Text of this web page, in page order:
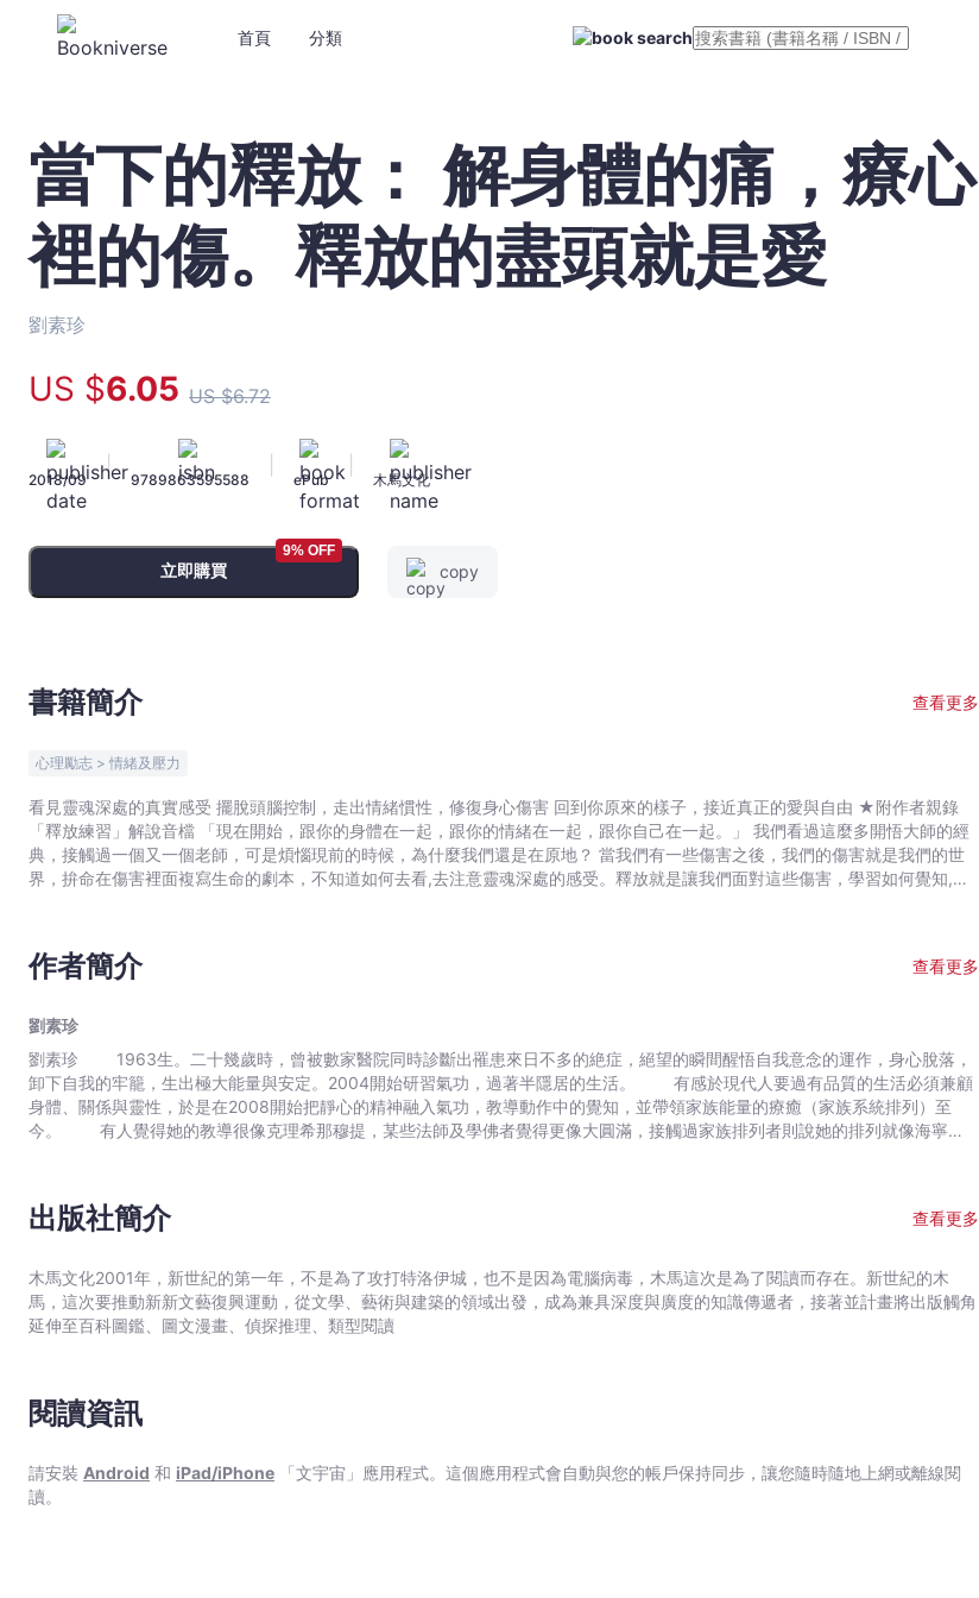
首頁 分類
當
下
的
釋
放：
解
身
的
痛，
療
心
裡
傷。
放
頭
就
愛
-
劉
素
珍
文
宇
｜
Bookniverse
當下的釋放： 解身體的痛，療心
裡的傷。釋放的盡頭就是愛
劉素珍
US $6.05 US $6.72
2018/09
|
9789863595588 ePub 木馬文化
立即購買
9% OFF
copy
書籍簡介 查看更多
心理勵志 > 情緒及壓力
看見靈魂深處的真實感受 擺脫頭腦控制，走出情緒慣性，修復身心傷害 回到你原來的樣子，接近真正的愛與自由 ★附作者親錄
「釋放練習」解說音檔 「現在開始，跟你的身體在一起，跟你的情緒在一起，跟你自己在一起。」 我們看過這麼多開悟大師的經
典，接觸過一個又一個老師，可是煩惱現前的時候，為什麼我們還是在原地？ 當我們有一些傷害之後，我們的傷害就是我們的世
界，拚命在傷害裡面複寫生命的劇本，不知道如何去看,去注意靈魂深處的感受。釋放就是讓我們面對這些傷害，學習如何覺知,清
們的痛苦就是從念頭製造出來的，試圖擺脫它就是一組念頭在對抗另外一組念頭，就會製造衝突，會沒完沒了。可是當你在注意你
的痛苦的時候，你的能量會跑到注意來了，原來的對抗跟衝突就會停下來了，當我們的頭腦不再去干涉,不再去想要對抗痛苦的時
面，就是不斷地在製造受傷的迴圈，轉不出來，只有學會怎麼去清理這些傷害，才有辦法去跳脫。釋放就是鬆開你的傷害，改變你
多人都習慣壓抑自己的情緒，當你不哭的時候，當你很理性的時候，這些能量都是凍結的，都是卡住的。不能哭的人，能量很可能
凍結到心都死掉了，心死掉的人很痛苦，他身旁的人一定也不會快樂，因為他會變成一個無感的人：感覺不到痛苦的時候，其實也
感受不到快樂。所以要練習跟自己的痛苦在一起。當你讓痛苦流動，平靜與快樂就在旁邊。 【名人推薦】覺察推薦 呂俐安（榮總
資深臨床心理師） 林俊亮（泰美親子圖書館／泰美教育基金會董事長） 洪啟嵩（國際禪學大師） 陳質采（前桃療兒童青少年精神
或過往情緒能量流動的方法。對於真心想要自我成長的人，這本書是不二的選擇。」呂俐安（榮總資深臨床心理師） 「和這些深
層的傷痛同在，讓深層的障礙有空間演繹它的本身，不再卡死。當情感開始流動改變，此時深層的信念，譬如在傷痛情結制約下對
體的障礙中解脫出來的終極方法。我們常說「當下」,「覺察」,「覺知」，但是實際上如何活在當下，如何培養覺知，卻是很少有
書解釋得非常清楚的，這本書就是老師多年探索,研究,體會的精華分享。」張德芬（身心靈作家）
作者簡介 查看更多
劉素珍
劉素珍 1963生。二十幾歲時，曾被數家醫院同時診斷出罹患來日不多的絶症，絕望的瞬間醒悟自我意念的運作，身心脫落，
卸下自我的牢籠，生出極大能量與安定。2004開始研習氣功，過著半隱居的生活。 有感於現代人要過有品質的生活必須兼顧
身體、關係與靈性，於是在2008開始把靜心的精神融入氣功，教導動作中的覺知，並帶領家族能量的療癒（家族系統排列）至
今。 有人覺得她的教導很像克理希那穆提，某些法師及學佛者覺得更像大圓滿，接觸過家族排列者則說她的排列就像海寧
出版社簡介 查看更多
木馬文化2001年，新世紀的第一年，不是為了攻打特洛伊城，也不是因為電腦病毒，木馬這次是為了閱讀而存在。新世紀的木
馬，這次要推動新新文藝復興運動，從文學、藝術與建築的領域出發，成為兼具深度與廣度的知識傳遞者，接著並計畫將出版觸角
延伸至百科圖鑑、圖文漫畫、偵探推理、類型閱讀
閱讀資訊
請安裝 Android 和 iPad/iPhone 「文宇宙」應用程式。這個應用程式會自動與您的帳戶保持同步，讓您隨時隨地上網或離線閱
讀。